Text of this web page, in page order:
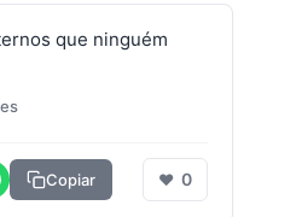
que ninguém
Copiar ❤ 0